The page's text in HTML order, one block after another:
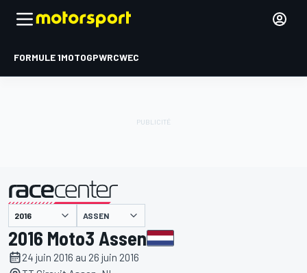
FORMULE 1MOTOGPWRCWEC
présenté par ASSEN
2016 Moto3 Assen
24 juin 2016 au 26 juin 2016